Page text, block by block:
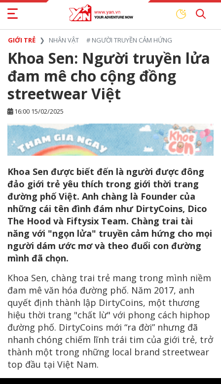
GIỚI TRẺ NHÂN VẬT # NGƯỜI TRUYỀN CẢM HỨNG
Khoa Sen: Người truyền lửa
đam mê cho cộng đồng
streetwear Việt
16:00 15/02/2025
Khoa Sen được biết đến là người được đông
đảo giới trẻ yêu thích trong giới thời trang
đường phố Việt. Anh chàng là Founder của
những cái tên đình đám như DirtyCoins, Dico
The Hood và Fiftysix Team. Chàng trai tài
năng với "ngọn lửa" truyền cảm hứng cho mọi
người dám ước mơ và theo đuổi con đường
mình đã chọn.
Khoa Sen, chàng trai trẻ mang trong mình niềm
đam mê văn hóa đường phố. Năm 2017, anh
quyết định thành lập DirtyCoins, một thương
hiệu thời trang "chất lừ" với phong cách hiphop
đường phố. DirtyCoins mới “ra đời” nhưng đã
nhanh chóng chiếm lĩnh trái tim của giới trẻ, trở
thành một trong những local brand streetwear
top đầu tại Việt Nam.